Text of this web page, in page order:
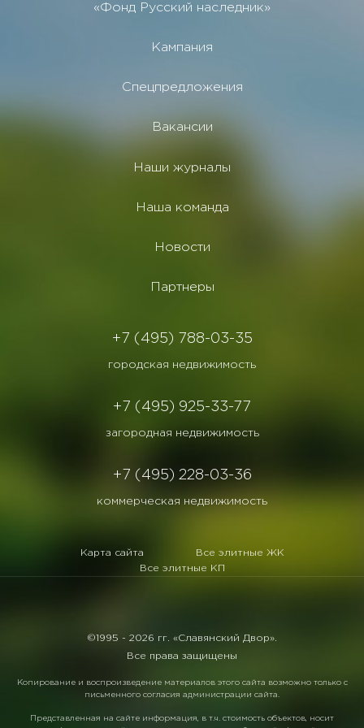
«Фонд Русский наследник»
Кампания
Спецпредложения
Вакансии
Наши журналы
Наша команда
Новости
Партнеры
+7 (495) 788-03-35
городская недвижимость
+7 (495) 925-33-77
загородная недвижимость
+7 (495) 228-03-36
коммерческая недвижимость
Карта сайта
Все элитные ЖК
Все элитные КП
©1995 - 2026 гг. «Славянский Двор».
Все права защищены
Копирование и воспроизведение материалов этого сайта возможно только с
письменного согласия администрации сайта.
Представленная на сайте информация, в т.ч. стоимость объектов, носит